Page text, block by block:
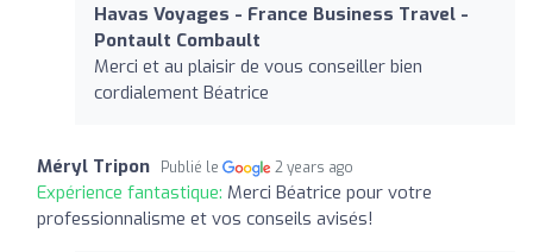
Havas Voyages - France Business Travel -
Pontault Combault
Merci et au plaisir de vous conseiller bien
cordialement Béatrice
Méryl Tripon Publié le 2 years ago
Expérience fantastique: Merci Béatrice pour votre
professionnalisme et vos conseils avisés!